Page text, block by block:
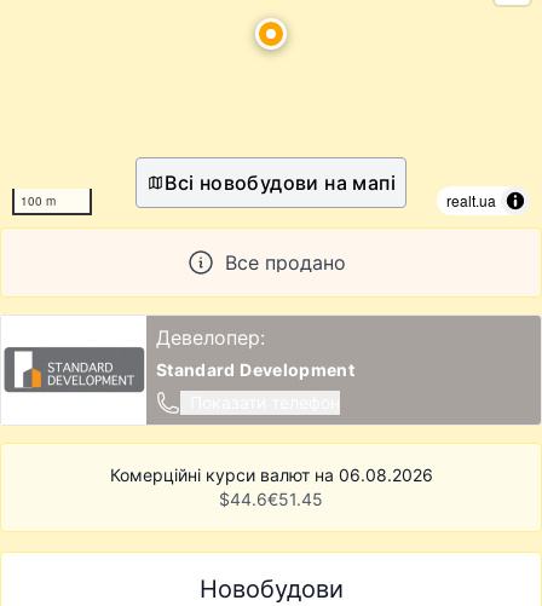
100 m realt.ua
Всі новобудови на мапі
Все продано
Девелопер:
Standard Development
Комерційні курси валют на 06.08.2026
$44.6€51.45
Новобудови